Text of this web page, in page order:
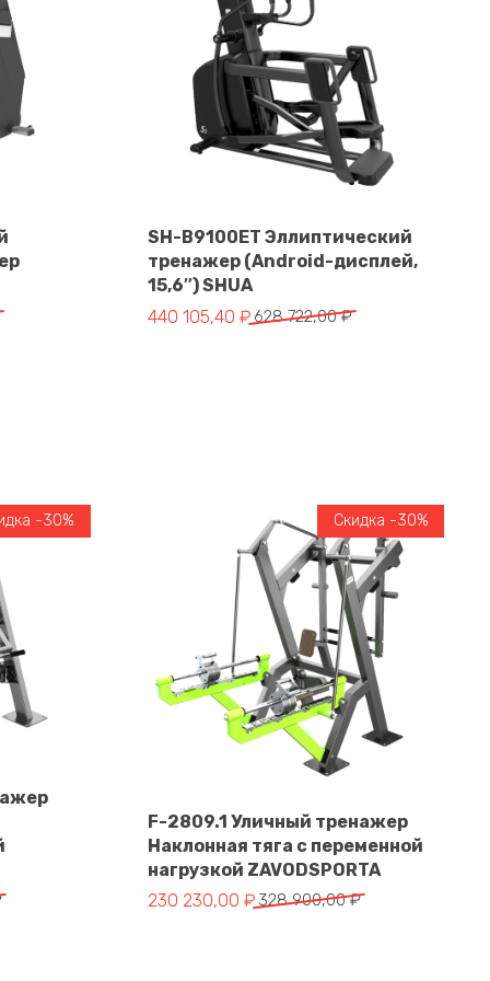
491 909,00 ₽.
В корзину
SH-B9100EТ Эллиптический
тренажер (Android-дисплей,
15,6″) SHUA
628 722,00₽
Первоначальная цена составляла 628
440 105,40 ₽
Текущая цена: 440 105,40 ₽.
-30%
364 550,00 ₽.
В корзину
Скидка -30%
F-2809.1 Уличный тренажер
Наклонная тяга с переменной
нагрузкой ZAVODSPORTA
328 900,00₽
Первоначальная цена составляла 328
230 230,00 ₽
Текущая цена: 230 230,00 ₽.